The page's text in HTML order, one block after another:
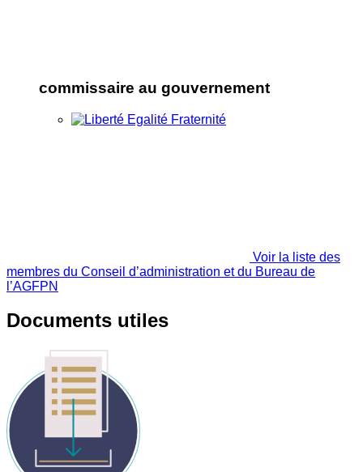
commissaire au gouvernement
Voir la liste des
membres du Conseil d’administration et du Bureau de
l’AGFPN
Documents utiles